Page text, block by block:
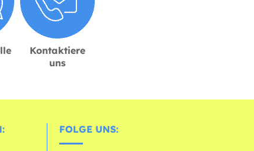
Kontaktiere
uns
FOLGE UNS: